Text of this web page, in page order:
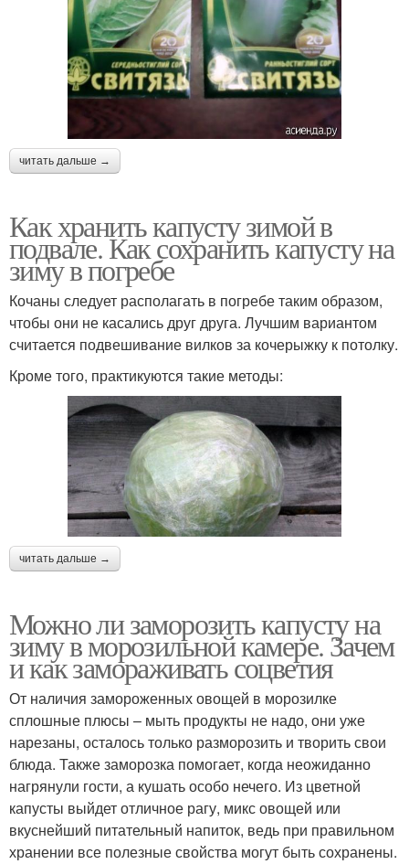
читать дальше →
Как хранить капусту зимой в
подвале. Как сохранить капусту на
зиму в погребе
Кочаны следует располагать в погребе таким образом,
чтобы они не касались друг друга. Лучшим вариантом
считается подвешивание вилков за кочерыжку к потолку.
Кроме того, практикуются такие методы:
читать дальше →
Можно ли заморозить капусту на
зиму в морозильной камере. Зачем
и как замораживать соцветия
От наличия замороженных овощей в морозилке
сплошные плюсы – мыть продукты не надо, они уже
нарезаны, осталось только разморозить и творить свои
блюда. Также заморозка помогает, когда неожиданно
нагрянули гости, а кушать особо нечего. Из цветной
капусты выйдет отличное рагу, микс овощей или
вкуснейший питательный напиток, ведь при правильном
хранении все полезные свойства могут быть сохранены.